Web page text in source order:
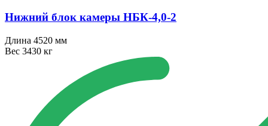
Нижний блок камеры НБК⁠-⁠4,0⁠-⁠2
Длина 4520 мм
Вес 3430 кг